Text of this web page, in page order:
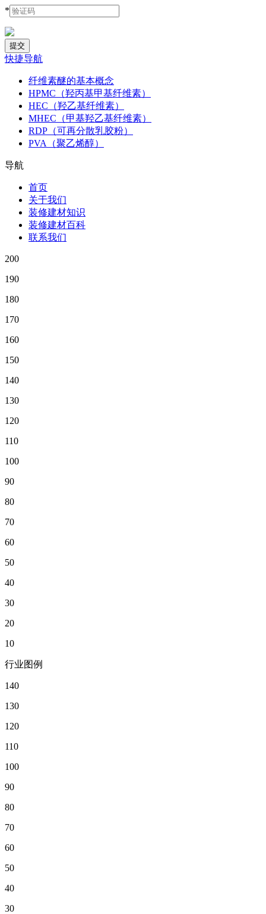
*
快捷导航
纤维素醚的基本概念
HPMC（羟丙基甲基纤维素）
HEC（羟乙基纤维素）
MHEC（甲基羟乙基纤维素）
RDP（可再分散乳胶粉）
PVA（聚乙烯醇）
导航
首页
关于我们
装修建材知识
装修建材百科
联系我们
200
190
180
170
160
150
140
130
120
110
100
90
80
70
60
50
40
30
20
10
行业图例
140
130
120
110
100
90
80
70
60
50
40
30